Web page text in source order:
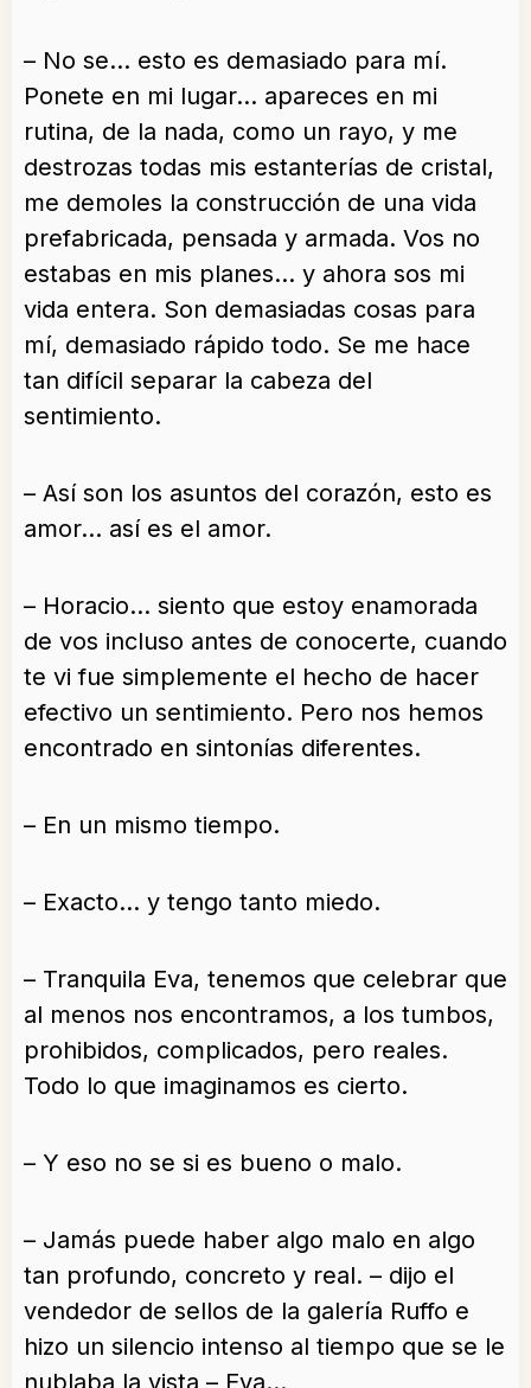
– No se… esto es demasiado para mí.
Ponete en mi lugar… apareces en mi
rutina, de la nada, como un rayo, y me
destrozas todas mis estanterías de cristal,
me demoles la construcción de una vida
prefabricada, pensada y armada. Vos no
estabas en mis planes… y ahora sos mi
vida entera. Son demasiadas cosas para
mí, demasiado rápido todo. Se me hace
tan difícil separar la cabeza del
sentimiento.
– Así son los asuntos del corazón, esto es
amor… así es el amor.
– Horacio… siento que estoy enamorada
de vos incluso antes de conocerte, cuando
te vi fue simplemente el hecho de hacer
efectivo un sentimiento. Pero nos hemos
encontrado en sintonías diferentes.
– En un mismo tiempo.
– Exacto… y tengo tanto miedo.
– Tranquila Eva, tenemos que celebrar que
al menos nos encontramos, a los tumbos,
prohibidos, complicados, pero reales.
Todo lo que imaginamos es cierto.
– Y eso no se si es bueno o malo.
– Jamás puede haber algo malo en algo
tan profundo, concreto y real. – dijo el
vendedor de sellos de la galería Ruffo e
hizo un silencio intenso al tiempo que se le
nublaba la vista – Eva…